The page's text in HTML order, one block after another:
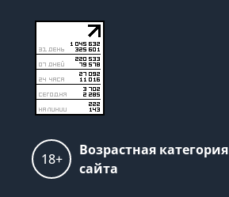
18+
Возрастная категория
сайта